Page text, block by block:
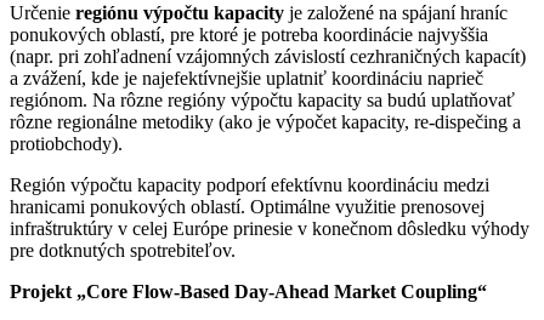
Určenie regiónu výpočtu kapacity je založené na spájaní hraníc
ponukových oblastí, pre ktoré je potreba koordinácie najvyššia
(napr. pri zohľadnení vzájomných závislostí cezhraničných kapacít)
a zvážení, kde je najefektívnejšie uplatniť koordináciu naprieč
regiónom. Na rôzne regióny výpočtu kapacity sa budú uplatňovať
rôzne regionálne metodiky (ako je výpočet kapacity, re-dispečing a
protiobchody).
Región výpočtu kapacity podporí efektívnu koordináciu medzi
hranicami ponukových oblastí. Optimálne využitie prenosovej
infraštruktúry v celej Európe prinesie v konečnom dôsledku výhody
pre dotknutých spotrebiteľov.
Projekt „Core Flow-Based Day-Ahead Market Coupling“